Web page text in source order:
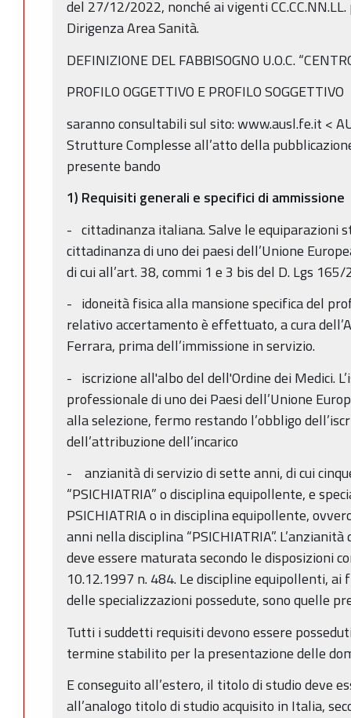
del 27/12/2022, nonché ai vigenti
Dirigenza Area Sanità.
DEFINIZIONE DEL FABBISOGNO U.O.C.
PROFILO OGGETTIVO E PROFILO SOGGETTIVO
saranno consultabili sul sito: www.ausl.fe.it <
Strutture Complesse all’atto della
presente bando
1) Requisiti generali e specifici di ammissione
- cittadinanza italiana. Salve le equiparazioni
cittadinanza di uno dei paesi dell’Unione
di cui all’art. 38, commi 1 e 3 bis del D. Lgs 165/
- idoneità fisica alla mansione specifica del
relativo accertamento è effettuato, a cura
Ferrara, prima dell’immissione in servizio.
- iscrizione all'albo del dell'Ordine dei Medici.
professionale di uno dei Paesi dell’Unione
alla selezione, fermo restando l’obbligo
dell’attribuzione dell’incarico
- anzianità di servizio di sette anni, di cui
“PSICHIATRIA” o disciplina equipollente, e
PSICHIATRIA o in disciplina equipollente,
anni nella disciplina “PSICHIATRIA”.
deve essere maturata secondo le disposizioni
10.12.1997 n. 484. Le discipline equipollenti,
delle specializzazioni possedute, sono quelle
Tutti i suddetti requisiti devono essere
termine stabilito per la presentazione delle
E conseguito all’estero, il titolo di studio deve
all’analogo titolo di studio acquisito in Italia,